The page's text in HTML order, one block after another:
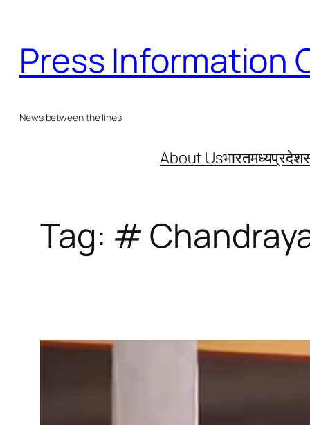
content
Press Information
News between the lines
About Usभारतमध्यप्रदेश
Tag: #